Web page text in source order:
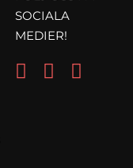
SOCIALA
MEDIER!